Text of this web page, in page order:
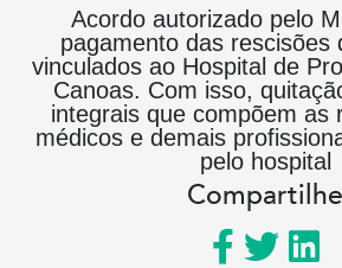
Acordo autorizado pelo
pagamento das rescisões
vinculados ao Hospital de
Canoas. Com isso,
integrais que compõem as
médicos e demais
pelo hospital
Compartilhe